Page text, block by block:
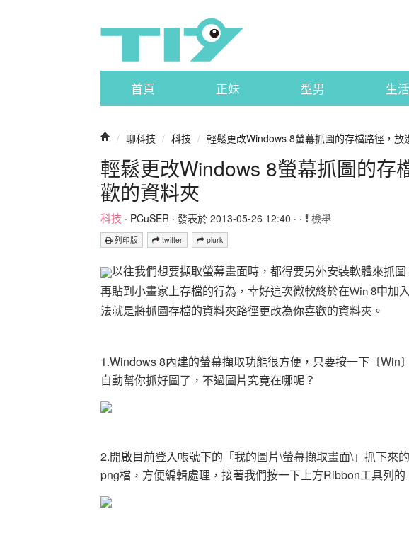
首頁 正妹 型男 生活
/ 聊科技 / 科技 / 輕鬆更改Windows 8螢幕抓圖的存檔路徑，放
輕鬆更改Windows 8螢幕抓圖的存
歡的資料夾
科技 · PCuSER · 發表於 2013-05-26 12:40 · · 檢舉
列印版 twitter plurk
以往我們想要擷取螢幕畫面時，都得要另外安裝軟體來抓
再貼到小畫家上存檔的行為，幸好這次微軟終於在Win 8中加
法就是將抓圖存檔的資料夾路徑更改為你喜歡的資料夾。
1.Windows 8內建的螢幕擷取功能很方便，只要按一下〔Win
自動幫你抓好圖了，不過圖片究竟在哪呢？
2.開啟目前登入帳號下的「我的圖片\螢幕擷取畫面\」抓下來
png檔，方便編輯處理，接著我們按一下上方Ribbon工具列的